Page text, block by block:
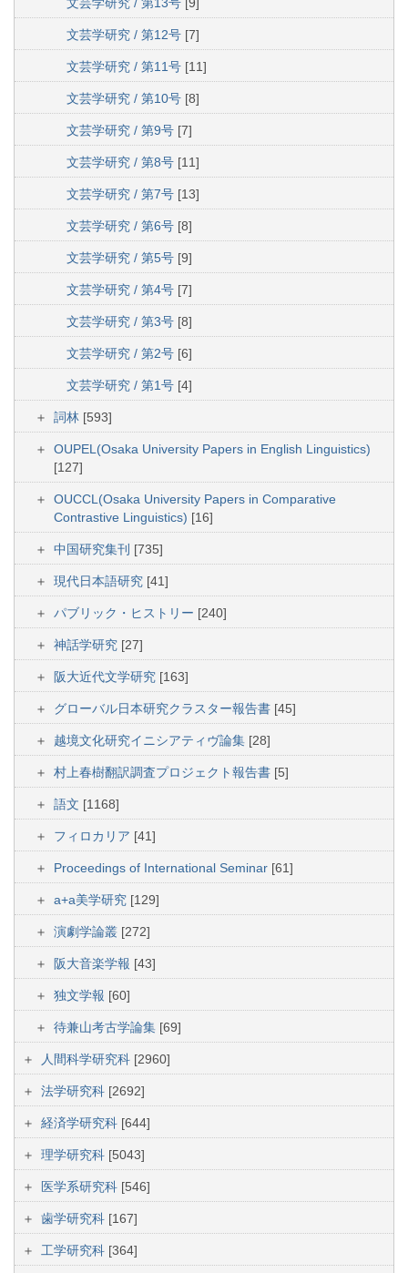
文芸学研究 / 第12号 [7]
文芸学研究 / 第11号 [11]
文芸学研究 / 第10号 [8]
文芸学研究 / 第9号 [7]
文芸学研究 / 第8号 [11]
文芸学研究 / 第7号 [13]
文芸学研究 / 第6号 [8]
文芸学研究 / 第5号 [9]
文芸学研究 / 第4号 [7]
文芸学研究 / 第3号 [8]
文芸学研究 / 第2号 [6]
文芸学研究 / 第1号 [4]
詞林 [593]
OUPEL(Osaka University Papers in English Linguistics)
[127]
OUCCL(Osaka University Papers in Comparative
Contrastive Linguistics) [16]
中国研究集刊 [735]
現代日本語研究 [41]
パブリック・ヒストリー [240]
神話学研究 [27]
阪大近代文学研究 [163]
グローバル日本研究クラスター報告書 [45]
越境文化研究イニシアティヴ論集 [28]
村上春樹翻訳調査プロジェクト報告書 [5]
語文 [1168]
フィロカリア [41]
Proceedings of International Seminar [61]
a+a美学研究 [129]
演劇学論叢 [272]
阪大音楽学報 [43]
独文学報 [60]
待兼山考古学論集 [69]
人間科学研究科 [2960]
法学研究科 [2692]
経済学研究科 [644]
理学研究科 [5043]
医学系研究科 [546]
歯学研究科 [167]
工学研究科 [364]